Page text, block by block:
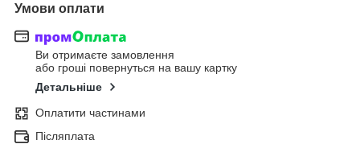
Умови оплати
Ви отримаєте замовлення
або гроші повернуться на вашу картку
Детальніше
Оплатити частинами
Післяплата